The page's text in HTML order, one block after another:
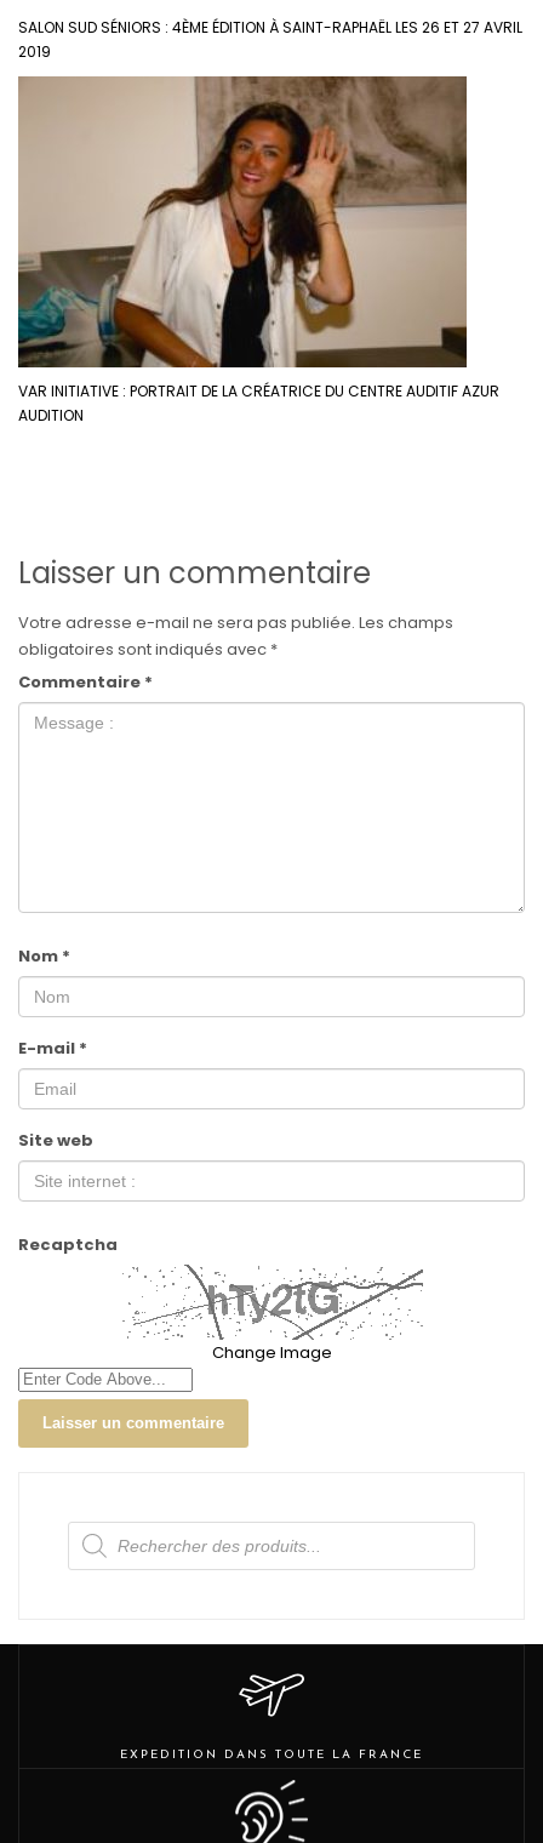
SALON SUD SÉNIORS : 4ÈME ÉDITION À SAINT-RAPHAËL LES 26 ET 27 AVRIL
2019
VAR INITIATIVE : PORTRAIT DE LA CRÉATRICE DU CENTRE AUDITIF AZUR
AUDITION
Laisser un commentaire
Votre adresse e-mail ne sera pas publiée. Les champs
obligatoires sont indiqués avec *
Commentaire *
Nom *
E-mail *
Site web
Recaptcha
Change Image
Recherche
de
produits
EXPEDITION DANS TOUTE LA FRANCE